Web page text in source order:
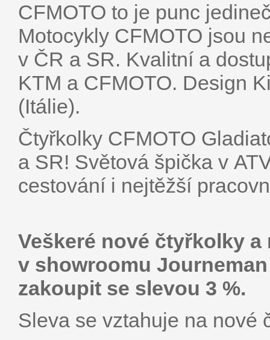
CFMOTO to je punc
Motocykly CFMOTO jsou
v ČR a SR. Kvalitní a
KTM a CFMOTO. Design
(Itálie).
Čtyřkolky CFMOTO
a SR! Světová špička v
cestování i nejtěžší
Veškeré nové čtyřkolky a
v showroomu
zakoupit se slevou 3 %.
Sleva se vztahuje na nové